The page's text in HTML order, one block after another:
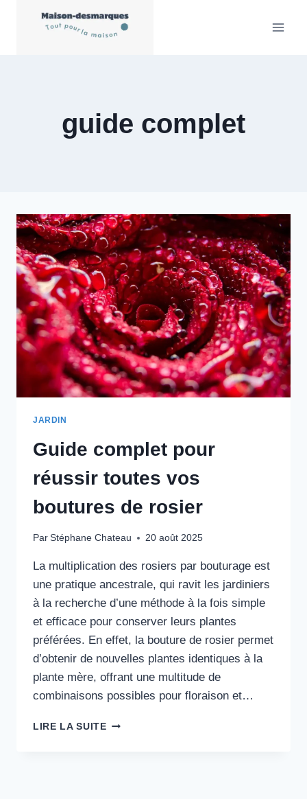
guide complet
JARDIN
Guide complet pour
réussir toutes vos
boutures de rosier
Par Stéphane Chateau 20 août 2025
La multiplication des rosiers par bouturage est
une pratique ancestrale, qui ravit les jardiniers
à la recherche d’une méthode à la fois simple
et efficace pour conserver leurs plantes
préférées. En effet, la bouture de rosier permet
d’obtenir de nouvelles plantes identiques à la
plante mère, offrant une multitude de
combinaisons possibles pour floraison et…
LIRE LA SUITEGUIDE